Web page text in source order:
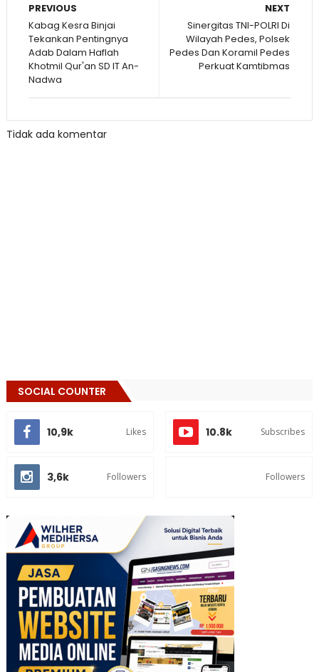
NEXT
Sinergitas TNI-POLRI Di
Wilayah Pedes, Polsek
Pedes Dan Koramil Pedes
Perkuat Kamtibmas
PREVIOUS
Kabag Kesra Binjai
Tekankan Pentingnya
Adab Dalam Haflah
Khotmil Qur'an SD IT An-
Nadwa
Tidak ada komentar
SOCIAL COUNTER
10,9k Likes 10.8k Subscribes
3,6k Followers Followers